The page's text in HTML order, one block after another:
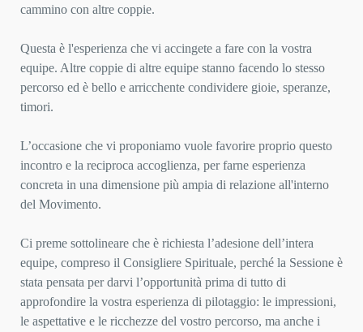
cammino con altre coppie.
Questa è l'esperienza che vi accingete a fare con la vostra
equipe. Altre coppie di altre equipe stanno facendo lo stesso
percorso ed è bello e arricchente condividere gioie, speranze,
timori.
L’occasione che vi proponiamo vuole favorire proprio questo
incontro e la reciproca accoglienza, per farne esperienza
concreta in una dimensione più ampia di relazione all'interno
del Movimento.
Ci preme sottolineare che è richiesta l’adesione dell’intera
equipe, compreso il Consigliere Spirituale, perché la Sessione è
stata pensata per darvi l’opportunità prima di tutto di
approfondire la vostra esperienza di pilotaggio: le impressioni,
le aspettative e le ricchezze del vostro percorso, ma anche i